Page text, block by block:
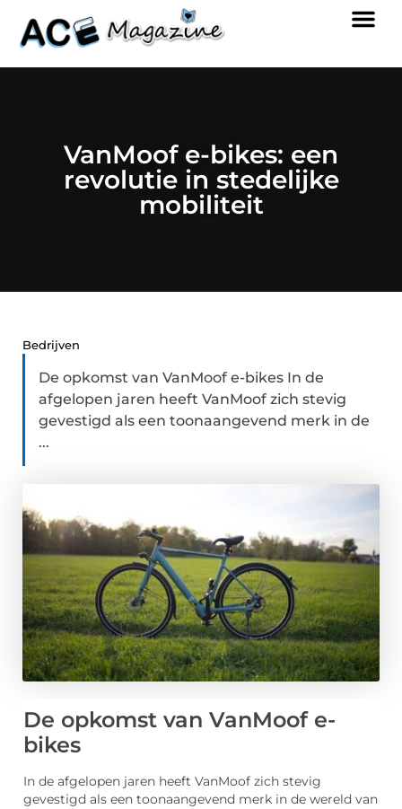
VanMoof e-bikes: een
revolutie in stedelijke
mobiliteit
Bedrijven
De opkomst van VanMoof e-bikes In de
afgelopen jaren heeft VanMoof zich stevig
gevestigd als een toonaangevend merk in de
...
De opkomst van VanMoof e-
bikes
In de afgelopen jaren heeft VanMoof zich stevig
gevestigd als een toonaangevend merk in de wereld van